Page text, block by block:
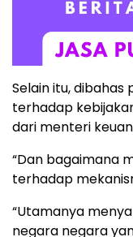
Selain itu,
terhadap
dari menteri
“Dan bagaimana
terhadap
“Utamanya
negara negara